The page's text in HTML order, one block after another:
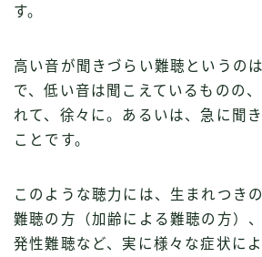
す。
高い音が聞きづらい難聴というの
で、低い音は聞こえているものの
れて、徐々に。あるいは、急に聞
ことです。
このような聴力には、生まれつき
難聴の方（加齢による難聴の方）
発性難聴など、実に様々な症状に